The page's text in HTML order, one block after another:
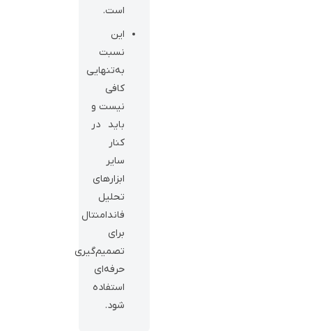
است.
این
نسبت
به‌تنهایی
کافی
نیست و
باید در
کنار
سایر
ابزارهای
تحلیل
فاندامنتال
برای
تصمیم‌گیری
حرفه‌ای
استفاده
شود.